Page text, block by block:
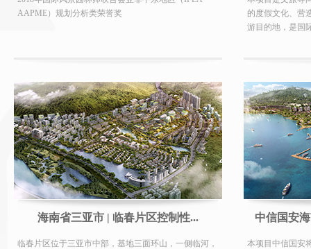
AAPME）规划分析类荣誉奖
的度假文化、营
游目的地，是国
海南省三亚市 | 临春片区控制性...
临春片区位于三亚市中部，基地三面环山，一侧临河，
中信国安
本项目中信国安